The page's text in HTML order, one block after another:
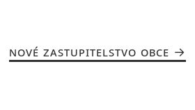
NOVÉ ZASTUPITELSTVO OBCE